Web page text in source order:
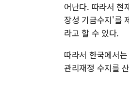
어난다. 따라서 현
장성 기금수지'를
라고 할 수 있다.
따라서 한국에서
관리재정 수지를